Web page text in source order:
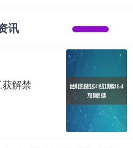
讯
解禁